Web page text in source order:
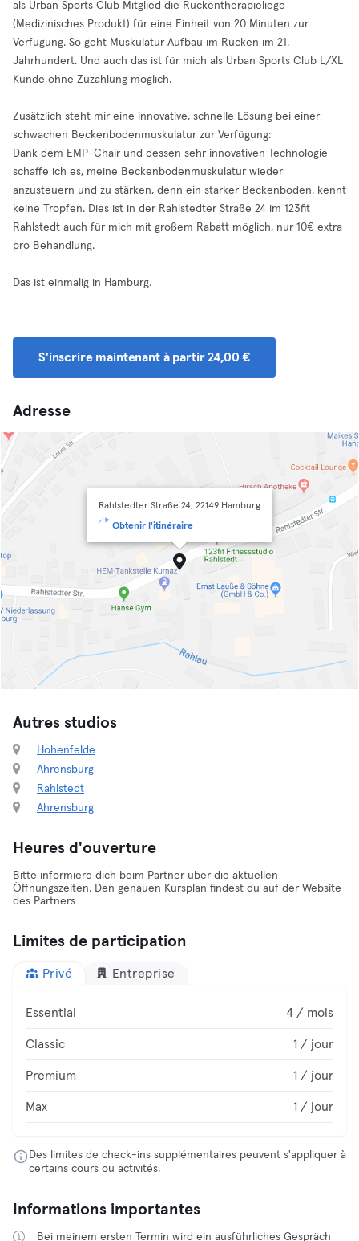
als Urban Sports Club Mitglied die Rückentherapieliege
(Medizinisches Produkt) für eine Einheit von 20 Minuten zur
Verfügung. So geht Muskulatur Aufbau im Rücken im 21.
Jahrhundert. Und auch das ist für mich als Urban Sports Club L/XL
Kunde ohne Zuzahlung möglich.
Zusätzlich steht mir eine innovative, schnelle Lösung bei einer
schwachen Beckenbodenmuskulatur zur Verfügung:
Dank dem EMP-Chair und dessen sehr innovativen Technologie
schaffe ich es, meine Beckenbodenmuskulatur wieder
anzusteuern und zu stärken, denn ein starker Beckenboden. kennt
keine Tropfen. Dies ist in der Rahlstedter Straße 24 im 123fit
Rahlstedt auch für mich mit großem Rabatt möglich, nur 10€ extra
pro Behandlung.
Das ist einmalig in Hamburg.
S'inscrire maintenant à partir 24,00 €
Adresse
Rahlstedter Straße 24, 22149 Hamburg
Obtenir l'itinéraire
Autres studios
Hohenfelde
Ahrensburg
Rahlstedt
Ahrensburg
Heures d'ouverture
Bitte informiere dich beim Partner über die aktuellen
Öffnungszeiten. Den genauen Kursplan findest du auf der Website
des Partners
Limites de participation
Privé Entreprise
Essential 4 / mois
Classic 1 / jour
Premium 1 / jour
Max 1 / jour
Des limites de check-ins supplémentaires peuvent s'appliquer à
certains cours ou activités.
Informations importantes
Bei meinem ersten Termin wird ein ausführliches Gespräch